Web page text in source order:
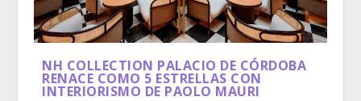
NH COLLECTION PALACIO DE CÓRDOBA
RENACE COMO 5 ESTRELLAS CON
INTERIORISMO DE PAOLO MAURI